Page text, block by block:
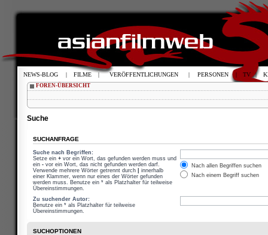
FOREN-ÜBERSICHT
Suche
SUCHANFRAGE
Suche nach Begriffen:
Setze ein + vor ein Wort, das gefunden werden muss und
ein - vor ein Wort, das nicht gefunden werden darf.
Verwende mehrere Wörter getrennt durch
innerhalb
einer Klammer, wenn nur eines der Wörter gefunden
werden muss. Benutze ein * als Platzhalter für teilweise
Übereinstimmungen.
Nach allen Begriffen suchen
Nach einem Begriff suchen
Zu suchender Autor:
Benutze ein * als Platzhalter für teilweise
Übereinstimmungen.
SUCHOPTIONEN
NEWS-BLOG | FILME | VERÖFFENTLICHUNGEN | PERSONEN | TV |